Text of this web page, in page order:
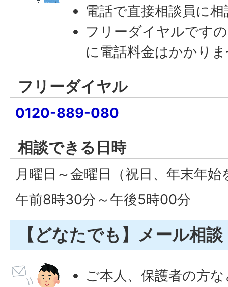
電話で直接相談員に
フリーダイヤルです
に電話料金はかかり
フリーダイヤル
0120-889-080
相談できる日時
月曜日～金曜日（祝日、年末年始
午前8時30分～午後5時00分
【どなたでも】メール相談
ご本人、保護者の方